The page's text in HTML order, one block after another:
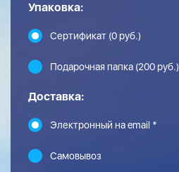
Упаковка:
Сертификат (0 руб.)
Подарочная папка (200 руб.)
Доставка:
Электронный на email *
Самовывоз